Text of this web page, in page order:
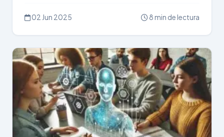
02 Jun 2025 8 min de lectura